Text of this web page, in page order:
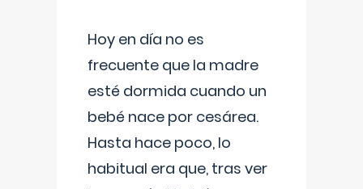
Hoy en día no es
frecuente que la madre
esté dormida cuando un
bebé nace por cesárea.
Hasta hace poco, lo
habitual era que, tras ver